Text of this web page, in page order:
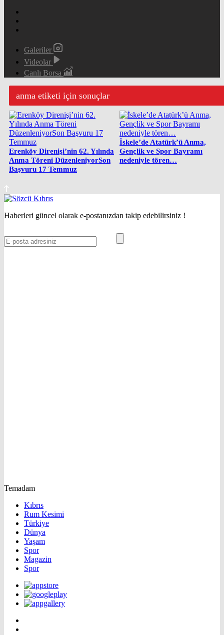
Galeriler
Videolar
Canlı Borsa
anma etiketi için sonuçlar
Erenköy Direnişi’nin 62. Yılında
Anma Töreni DüzenleniyorSon
Başvuru 17 Temmuz
İskele’de Atatürk’ü Anma,
Gençlik ve Spor Bayramı
nedeniyle tören…
Haberleri güncel olarak e-postanızdan takip edebilirsiniz !
Temadam
Kıbrıs
Rum Kesimi
Türkiye
Dünya
Yaşam
Spor
Magazin
Spor